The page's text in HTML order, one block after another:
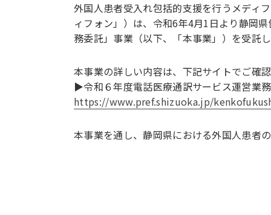
外国人患者受入れ包括的支援を行うメディ
ィフォン」）は、令和6年4月1日より静岡
務委託」事業（以下、「本事業」）を受託
本事業の詳しい内容は、下記サイトでご確
▶令和６年度電話医療通訳サービス運営業
https://www.pref.shizuoka.jp/
本事業を通し、静岡県における外国人患者